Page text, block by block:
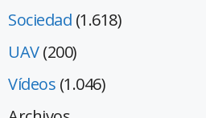
Sociedad (1.618)
UAV(200)
Vídeos (1.046)